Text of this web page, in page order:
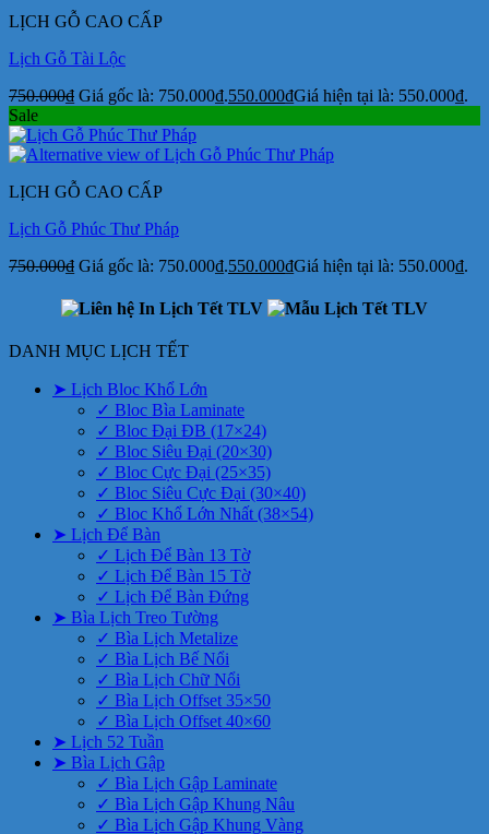
LỊCH GỖ CAO CẤP
Lịch Gỗ Tài Lộc
750.000₫ Giá gốc là: 750.000₫.550.000₫Giá hiện tại là: 550.000₫.
Sale
LỊCH GỖ CAO CẤP
Lịch Gỗ Phúc Thư Pháp
750.000₫ Giá gốc là: 750.000₫.550.000₫Giá hiện tại là: 550.000₫.
DANH MỤC LỊCH TẾT
➤ Lịch Bloc Khổ Lớn
✓ Bloc Bìa Laminate
✓ Bloc Đại ĐB (17×24)
✓ Bloc Siêu Đại (20×30)
✓ Bloc Cực Đại (25×35)
✓ Bloc Siêu Cực Đại (30×40)
✓ Bloc Khổ Lớn Nhất (38×54)
➤ Lịch Để Bàn
✓ Lịch Để Bàn 13 Tờ
✓ Lịch Để Bàn 15 Tờ
✓ Lịch Để Bàn Đứng
➤ Bìa Lịch Treo Tường
✓ Bìa Lịch Metalize
✓ Bìa Lịch Bế Nổi
✓ Bìa Lịch Chữ Nổi
✓ Bìa Lịch Offset 35×50
✓ Bìa Lịch Offset 40×60
➤ Lịch 52 Tuần
➤ Bìa Lịch Gập
✓ Bìa Lịch Gập Laminate
✓ Bìa Lịch Gập Khung Nâu
✓ Bìa Lịch Gập Khung Vàng